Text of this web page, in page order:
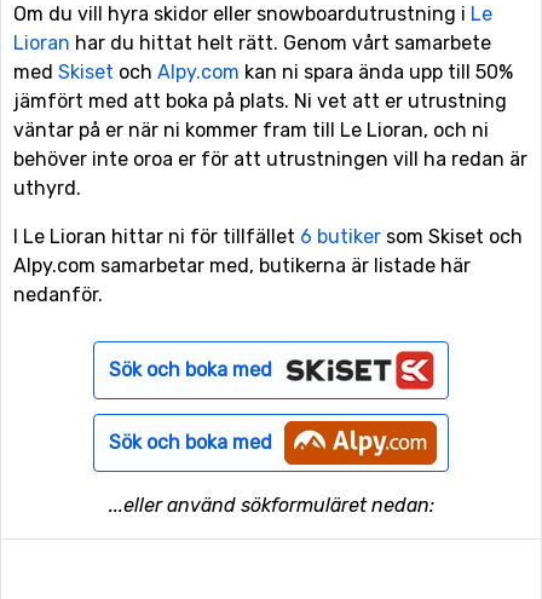
Om du vill hyra skidor eller snowboardutrustning i Le
Lioran har du hittat helt rätt. Genom vårt samarbete
med Skiset och Alpy.com kan ni spara ända upp till 50%
jämfört med att boka på plats. Ni vet att er utrustning
väntar på er när ni kommer fram till Le Lioran, och ni
behöver inte oroa er för att utrustningen vill ha redan är
uthyrd.
I Le Lioran hittar ni för tillfället 6 butiker som Skiset och
Alpy.com samarbetar med, butikerna är listade här
nedanför.
Sök och boka med
Sök och boka med
...eller använd sökformuläret nedan: